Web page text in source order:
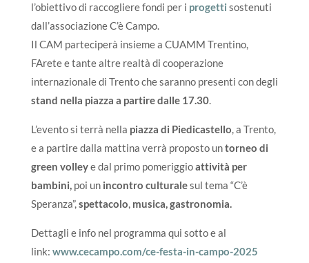
l’obiettivo di raccogliere fondi per i progetti sostenuti
dall’associazione C’è Campo.
Il CAM parteciperà insieme a CUAMM Trentino,
FArete e tante altre realtà di cooperazione
internazionale di Trento che saranno presenti con degli
stand nella piazza a partire dalle 17.30.
L’evento si terrà nella piazza di Piedicastello, a Trento,
e a partire dalla mattina verrà proposto untorneo di
green volleye dal primo pomeriggioattività per
bambini, poi un incontro culturalesul tema “C’è
Speranza”,spettacolo, musica, gastronomia.
Dettagli e info nel programma qui sotto e al
link: www.cecampo.com/ce-festa-in-campo-2025